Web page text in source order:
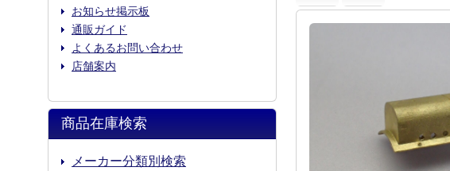
お知らせ掲示板
通販ガイド
よくあるお問い合わせ
店舗案内
商品在庫検索
メーカー分類別検索